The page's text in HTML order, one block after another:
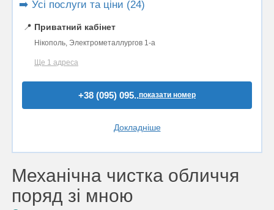
➡️ Усі послуги та ціни (24)
📍 Приватний кабінет
Нікополь, Электрометаллургов 1-а
Ще 1 адреса
+38 (095) 095..показати номер
Докладніше
Механічна чистка обличчя
поряд зі мною